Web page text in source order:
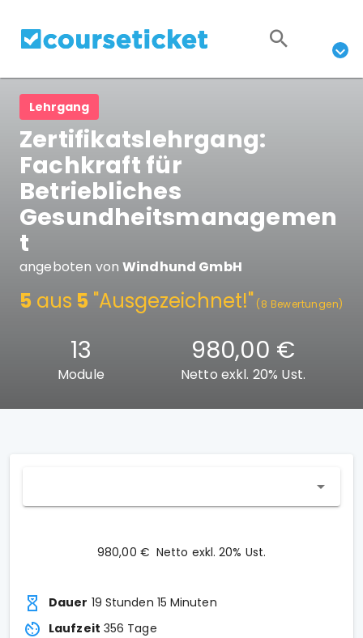
Lehrgang
Zertifikatslehrgang:
Fachkraft für
Betriebliches
Gesundheitsmanagemen
t
angeboten von Windhund GmbH
5 aus 5 "Ausgezeichnet!" (8 Bewertungen)
13
Module
980,00 €
Netto exkl. 20% Ust.
980,00 € Netto exkl. 20% Ust.
Dauer 19 Stunden 15 Minuten
Laufzeit 356 Tage